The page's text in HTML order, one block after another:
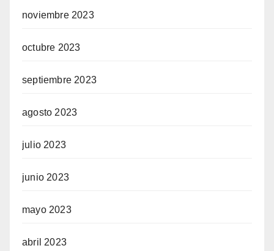
noviembre 2023
octubre 2023
septiembre 2023
agosto 2023
julio 2023
junio 2023
mayo 2023
abril 2023